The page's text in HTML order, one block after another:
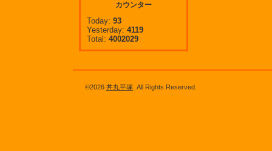
カウンター
Today: 93
Yesterday: 4119
Total: 4002029
©2026 丼丸平塚 . All Rights Reserved.